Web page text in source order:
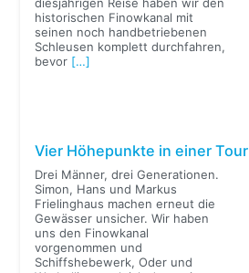
diesjährigen Reise haben wir den
historischen Finowkanal mit
seinen noch handbetriebenen
Schleusen komplett durchfahren,
bevor […]
Vier Höhepunkte in einer Tour
Drei Männer, drei Generationen.
Simon, Hans und Markus
Frielinghaus machen erneut die
Gewässer unsicher. Wir haben
uns den Finowkanal
vorgenommen und
Schiffshebewerk, Oder und